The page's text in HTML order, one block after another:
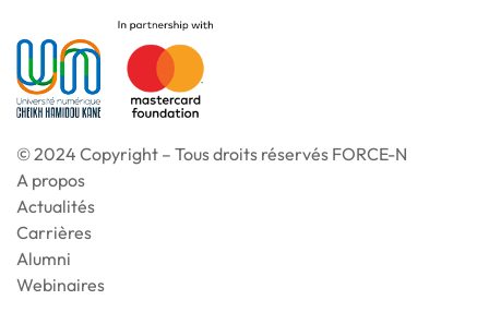
© 2024 Copyright – Tous droits réservés FORCE-N
A propos
Actualités
Carrières
Alumni
Webinaires